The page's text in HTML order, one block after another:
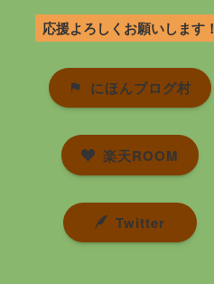
応援よろしくお願いします！
にほんブログ村
楽天ROOM
Twitter